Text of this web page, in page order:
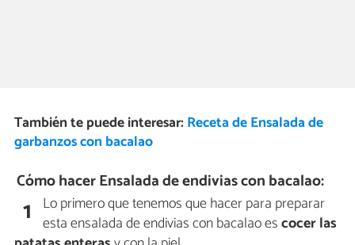
También te puede interesar: Receta de Ensalada de
garbanzos con bacalao
Cómo hacer Ensalada de endivias con bacalao:
1 Lo primero que tenemos que hacer para preparar
esta ensalada de endivias con bacalao escocer las